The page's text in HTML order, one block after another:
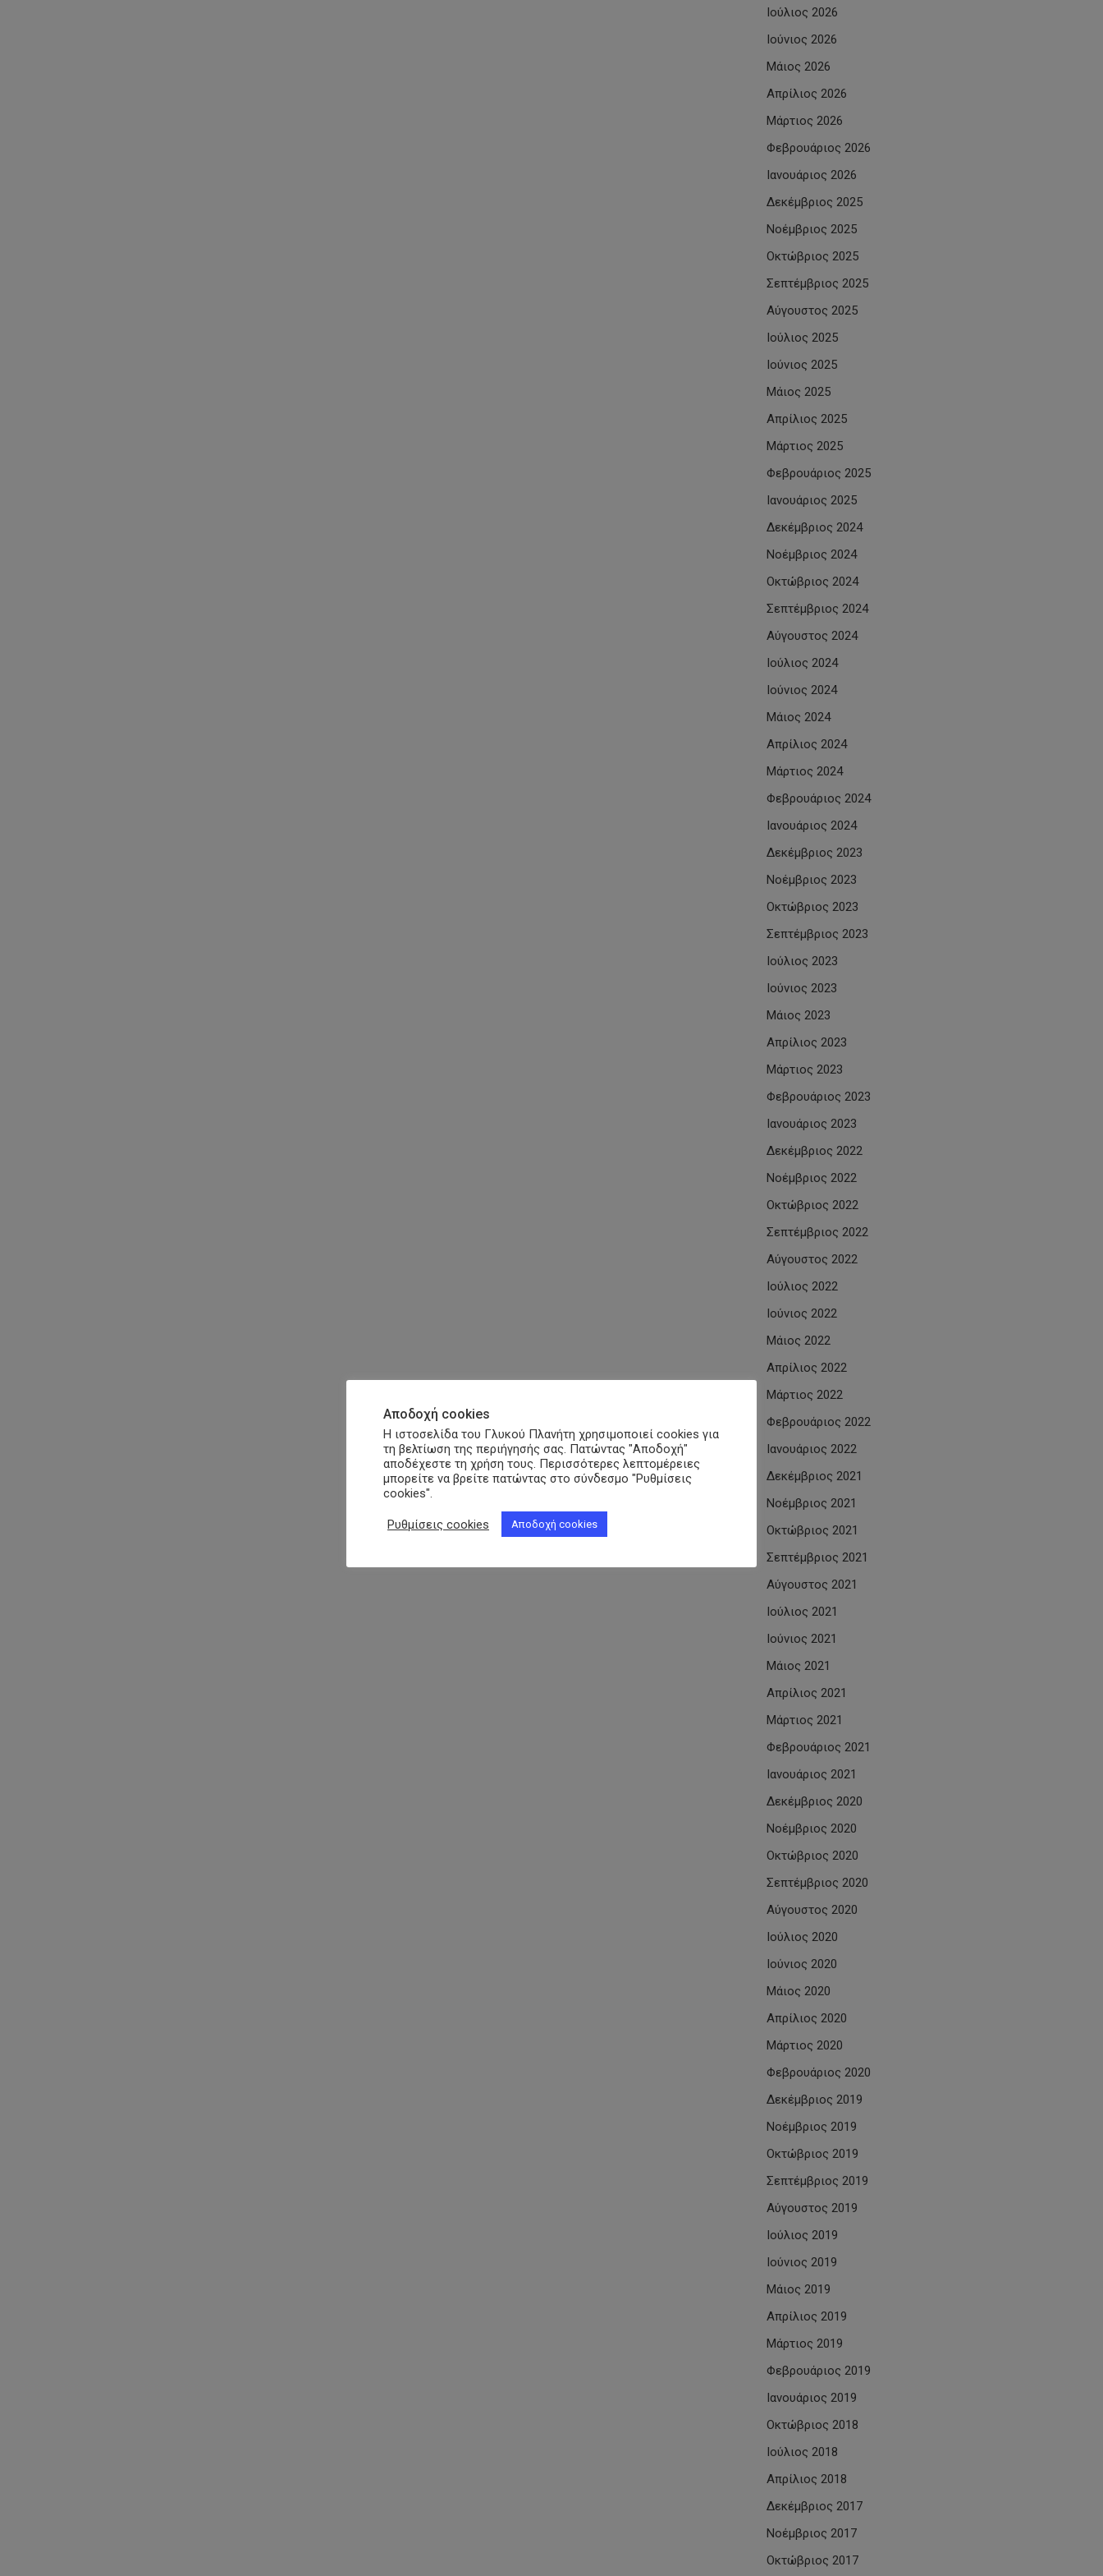
Ιούλιος 2026
Ιούνιος 2026
Μάιος 2026
Απρίλιος 2026
Μάρτιος 2026
Φεβρουάριος 2026
Ιανουάριος 2026
Δεκέμβριος 2025
Νοέμβριος 2025
Οκτώβριος 2025
Σεπτέμβριος 2025
Αύγουστος 2025
Ιούλιος 2025
Ιούνιος 2025
Μάιος 2025
Απρίλιος 2025
Μάρτιος 2025
Φεβρουάριος 2025
Ιανουάριος 2025
Δεκέμβριος 2024
Νοέμβριος 2024
Οκτώβριος 2024
Σεπτέμβριος 2024
Αύγουστος 2024
Ιούλιος 2024
Ιούνιος 2024
Μάιος 2024
Απρίλιος 2024
Μάρτιος 2024
Φεβρουάριος 2024
Ιανουάριος 2024
Δεκέμβριος 2023
Νοέμβριος 2023
Οκτώβριος 2023
Σεπτέμβριος 2023
Ιούλιος 2023
Ιούνιος 2023
Μάιος 2023
Απρίλιος 2023
Μάρτιος 2023
Φεβρουάριος 2023
Ιανουάριος 2023
Δεκέμβριος 2022
Νοέμβριος 2022
Οκτώβριος 2022
Σεπτέμβριος 2022
Αύγουστος 2022
Ιούλιος 2022
Ιούνιος 2022
Μάιος 2022
Απρίλιος 2022
Μάρτιος 2022
Φεβρουάριος 2022
Ιανουάριος 2022
Δεκέμβριος 2021
Νοέμβριος 2021
Οκτώβριος 2021
Σεπτέμβριος 2021
Αύγουστος 2021
Ιούλιος 2021
Ιούνιος 2021
Μάιος 2021
Απρίλιος 2021
Μάρτιος 2021
Φεβρουάριος 2021
Ιανουάριος 2021
Δεκέμβριος 2020
Νοέμβριος 2020
Οκτώβριος 2020
Σεπτέμβριος 2020
Αύγουστος 2020
Ιούλιος 2020
Ιούνιος 2020
Μάιος 2020
Απρίλιος 2020
Μάρτιος 2020
Φεβρουάριος 2020
Δεκέμβριος 2019
Νοέμβριος 2019
Οκτώβριος 2019
Σεπτέμβριος 2019
Αύγουστος 2019
Ιούλιος 2019
Ιούνιος 2019
Μάιος 2019
Απρίλιος 2019
Μάρτιος 2019
Φεβρουάριος 2019
Ιανουάριος 2019
Οκτώβριος 2018
Ιούλιος 2018
Απρίλιος 2018
Δεκέμβριος 2017
Νοέμβριος 2017
Οκτώβριος 2017
Αποδοχή cookies
Η ιστοσελίδα του Γλυκού Πλανήτη χρησιμοποιεί cookies για
τη βελτίωση της περιήγησής σας. Πατώντας "Αποδοχή"
αποδέχεστε τη χρήση τους. Περισσότερες λεπτομέρειες
μπορείτε να βρείτε πατώντας στο σύνδεσμο "Ρυθμίσεις
cookies".
Ρυθμίσεις cookies Αποδοχή cookies